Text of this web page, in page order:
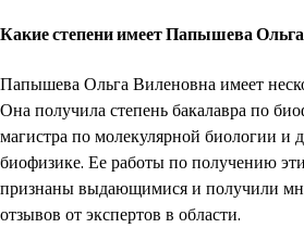
Какие степени имеет Папышева
Папышева Ольга Виленовна имеет
Она получила степень бакалавра по
магистра по молекулярной биологии и
биофизике. Ее работы по получению
признаны выдающимися и получили
отзывов от экспертов в области.